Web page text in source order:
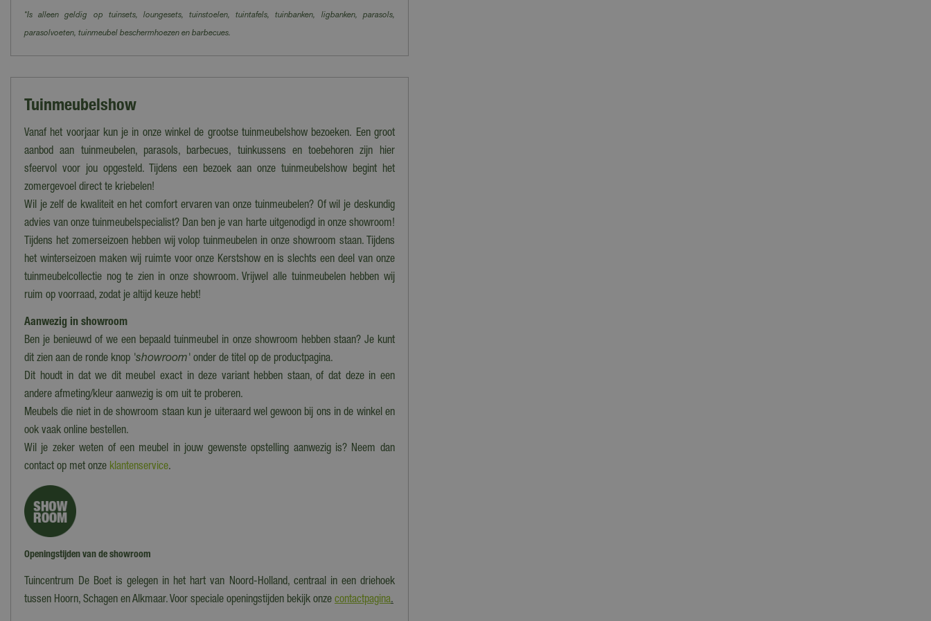
*Is alleen geldig op tuinsets, loungesets, tuinstoelen, tuintafels, tuinbanken, ligbanken, parasols,
parasolvoeten, tuinmeubel beschermhoezen en barbecues.
Tuinmeubelshow
Vanaf het voorjaar kun je in onze winkel de grootse tuinmeubelshow bezoeken. Een groot
aanbod aan tuinmeubelen, parasols, barbecues, tuinkussens en toebehoren zijn hier
sfeervol voor jou opgesteld. Tijdens een bezoek aan onze tuinmeubelshow begint het
zomergevoel direct te kriebelen!
Wil je zelf de kwaliteit en het comfort ervaren van onze tuinmeubelen? Of wil je deskundig
advies van onze tuinmeubelspecialist? Dan ben je van harte uitgenodigd in onze showroom!
Tijdens het zomerseizoen hebben wij volop tuinmeubelen in onze showroom staan. Tijdens
het winterseizoen maken wij ruimte voor onze Kerstshow en is slechts een deel van onze
tuinmeubelcollectie nog te zien in onze showroom. Vrijwel alle tuinmeubelen hebben wij
ruim op voorraad, zodat je altijd keuze hebt!
Aanwezig in showroom
Ben je benieuwd of we een bepaald tuinmeubel in onze showroom hebben staan? Je kunt
dit zien aan de ronde knop 'showroom' onder de titel op de productpagina.
Dit houdt in dat we dit meubel exact in deze variant hebben staan, of dat deze in een
andere afmeting/kleur aanwezig is om uit te proberen.
Meubels die niet in de showroom staan kun je uiteraard wel gewoon bij ons in de winkel en
ook vaak online bestellen.
Wil je zeker weten of een meubel in jouw gewenste opstelling aanwezig is? Neem dan
contact op met onze klantenservice.
Openingstijden van de showroom
Tuincentrum De Boet is gelegen in het hart van Noord-Holland, centraal in een driehoek
tussen Hoorn, Schagen en Alkmaar. Voor speciale openingstijden bekijk onze contactpagina.